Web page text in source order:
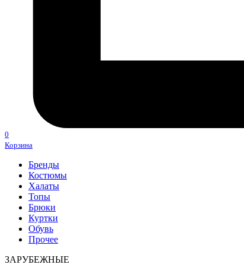
0
Корзина
Бренды
Костюмы
Халаты
Топы
Брюки
Куртки
Обувь
Прочее
ЗАРУБЕЖНЫЕ